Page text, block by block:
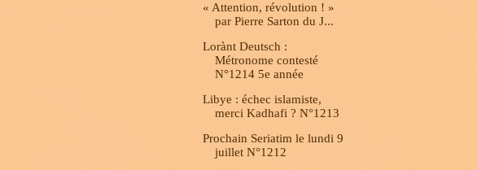
« Attention, révolution ! »
par Pierre Sarton du J...
Lorànt Deutsch :
Métronome contesté
N°1214 5e année
Libye : échec islamiste,
merci Kadhafi ? N°1213
Prochain Seriatim le lundi 9
juillet N°1212